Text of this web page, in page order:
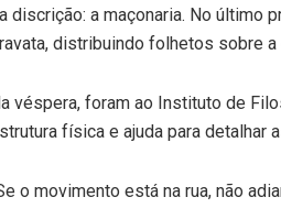
discrição: a maçonaria. No último
distribuindo folhetos sobre
véspera, foram ao Instituto de
física e ajuda para detalhar
o movimento está na rua, não